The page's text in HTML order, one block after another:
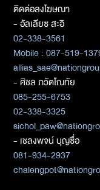
ติดต่อลงโฆษณา
- อัลเลียซ สะอิ
02-338-3561
Mobile : 087-519-
- ศิชล ภวัตโณทัย
085-255-6753
02-338-3325
- เชลงพจน์ บุญซื่อ
081-934-2937